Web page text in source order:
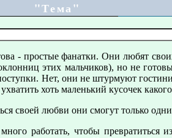
"Тема"
- простые фанатки. Они любят
этих мальчиков), но не
Нет, они не штурмуют
хоть маленький кусочек
своей любви они смогут только
работать, чтобы превратиться